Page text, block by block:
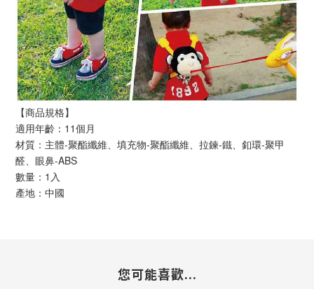
【商品規格】
適用年齡：11個月
材質：主體-聚酯纖維、填充物-聚酯纖維、拉鍊-鐵、釦環-聚甲
醛、眼鼻-ABS
數量：1入
產地：中國
您可能喜歡...